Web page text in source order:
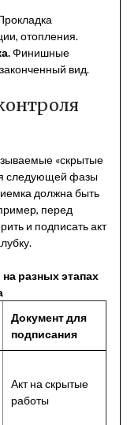
отопления.
Финишные
вид.
«скрытые
следующей фазы
должна быть
перед
и подписать акт
разных этапах
Документ для
подписания
Акт на скрытые
работы